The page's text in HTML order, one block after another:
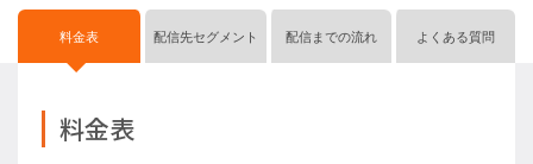
料金表 配信先セグメント 配信までの流れ よくある質問
料金表